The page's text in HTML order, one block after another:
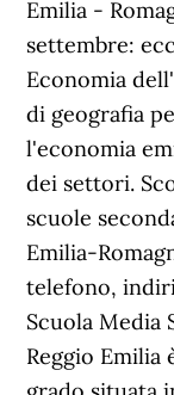
Emilia -
settembre:
Economia
di geografia
l'economia
dei settori.
scuole
Emilia-
telefono,
Scuola Media
Reggio Emilia